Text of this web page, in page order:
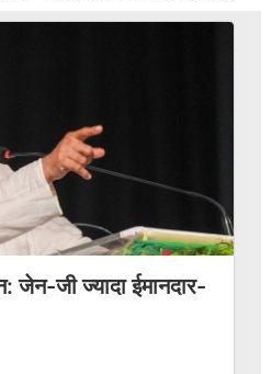
जेन-जी ज्यादा ईमानदार-